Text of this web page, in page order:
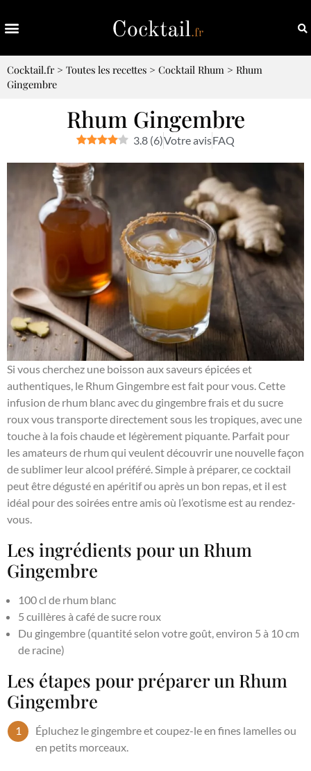
Cocktail.fr> Toutes les recettes > Cocktail Rhum > Rhum
Gingembre
Rhum Gingembre
3.8 (6)Votre avisFAQ
Si vous cherchez une boisson aux saveurs épicées et
authentiques, le Rhum Gingembre est fait pour vous. Cette
infusion de rhum blanc avec du gingembre frais et du sucre
roux vous transporte directement sous les tropiques, avec une
touche à la fois chaude et légèrement piquante. Parfait pour
les amateurs de rhum qui veulent découvrir une nouvelle façon
de sublimer leur alcool préféré. Simple à préparer, ce cocktail
peut être dégusté en apéritif ou après un bon repas, et il est
idéal pour des soirées entre amis où l’exotisme est au rendez-
vous.
Les ingrédients pour un Rhum
Gingembre
100 cl de rhum blanc
5 cuillères à café de sucre roux
Du gingembre (quantité selon votre goût, environ 5 à 10 cm
de racine)
Les étapes pour préparer un Rhum
Gingembre
Épluchez le gingembre et coupez-le en fines lamelles ou
en petits morceaux.